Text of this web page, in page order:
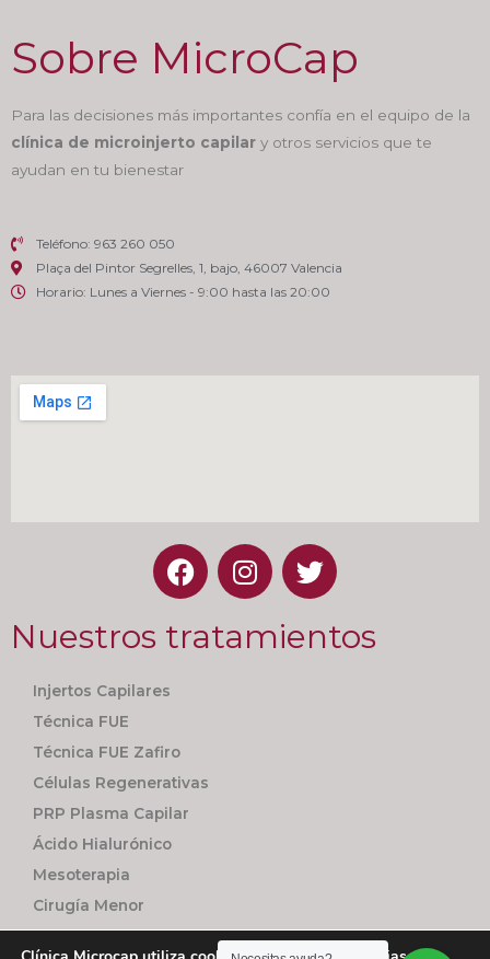
Sobre MicroCap
Para las decisiones más importantes confía en el equipo de la
clínica de microinjerto capilar y otros servicios que te
ayudan en tu bienestar
Teléfono: 963 260 050
Plaça del Pintor Segrelles, 1, bajo, 46007 Valencia
Horario: Lunes a Viernes - 9:00 hasta las 20:00
Nuestros tratamientos
Injertos Capilares
Técnica FUE
Técnica FUE Zafiro
Células Regenerativas
PRP Plasma Capilar
Ácido Hialurónico
Mesoterapia
Cirugía Menor
Seguimiento Personalizado